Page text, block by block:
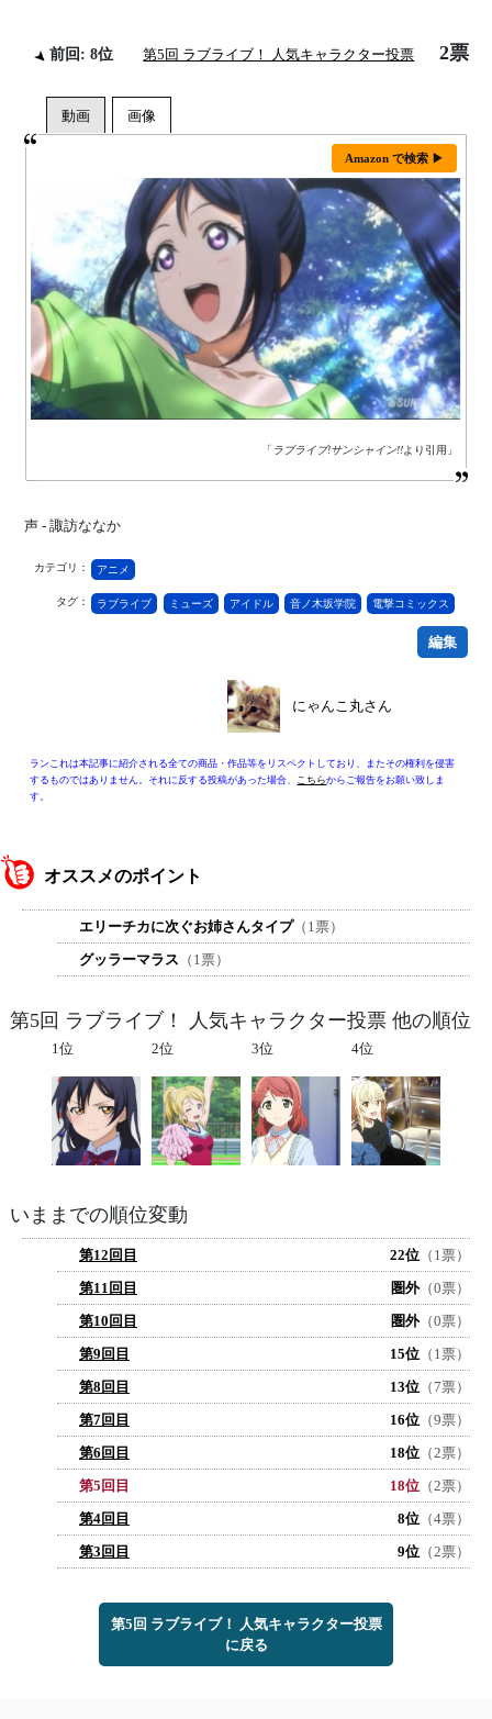
前回: 8位 第5回 ラブライブ！ 人気キャラクター投票 2票
Amazon で検索 ▶
「 ラブライブ!サンシャイン!!より引用」
声 - 諏訪ななか
カテゴリ： アニメ
タグ： ラブライブ ミューズ アイドル 音ノ木坂学院 電撃コミックス
編集
にゃんこ丸さん
ランこれは本記事に紹介される全ての商品・作品等をリスペクトしており、またその権利を侵害
するものではありません。それに反する投稿があった場合、
こちらからご報告をお願い致しま
す。
オススメのポイント
エリーチカに次ぐお姉さんタイプ（1票）
グッラーマラス （1票）
第5回 ラブライブ！ 人気キャラクター投票 他の順位
1位 2位 3位 4位
いままでの順位変動
第12回目 22位 （1票）
第11回目
圏外（0票）
第10回目
圏外（0票）
第9回目
15位 （1票）
第8回目
13位 （7票）
第7回目
16位 （9票）
第6回目
18位 （2票）
第5回目
18位 （2票）
第4回目
8位 （4票）
第3回目
9位 （2票）
第5回 ラブライブ！ 人気キャラクター投票
に戻る